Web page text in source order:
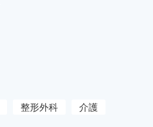
整形外科 介護